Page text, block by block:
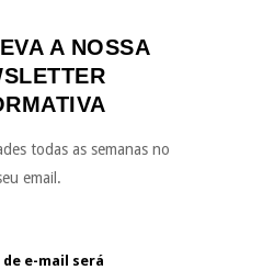
A NOSSA
todas as semanas no
email.
de e-mail será